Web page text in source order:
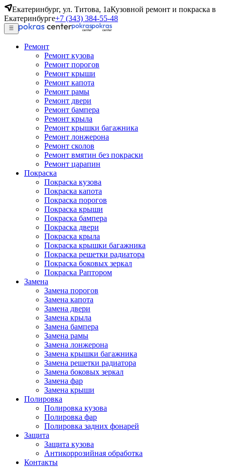
Екатеринбург, ул. Титова, 1аКузовной ремонт и покраска в
Екатеринбурге+7 (343) 384-55-48
Ремонт
Ремонт кузова
Ремонт порогов
Ремонт крыши
Ремонт капота
Ремонт рамы
Ремонт двери
Ремонт бампера
Ремонт крыла
Ремонт крышки багажника
Ремонт лонжерона
Ремонт сколов
Ремонт вмятин без покраски
Ремонт царапин
Покраска
Покраска кузова
Покраска капота
Покраска порогов
Покраска крыши
Покраска бампера
Покраска двери
Покраска крыла
Покраска крышки багажника
Покраска решетки радиатора
Покраска боковых зеркал
Покраска Раптором
Замена
Замена порогов
Замена капота
Замена двери
Замена крыла
Замена бампера
Замена рамы
Замена лонжерона
Замена крышки багажника
Замена решетки радиатора
Замена боковых зеркал
Замена фар
Замена крыши
Полировка
Полировка кузова
Полировка фар
Полировка задних фонарей
Защита
Защита кузова
Антикоррозийная обработка
Контакты